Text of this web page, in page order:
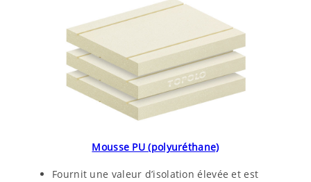
Mousse PU (polyuréthane)
Fournit une valeur d’isolation élevée et est